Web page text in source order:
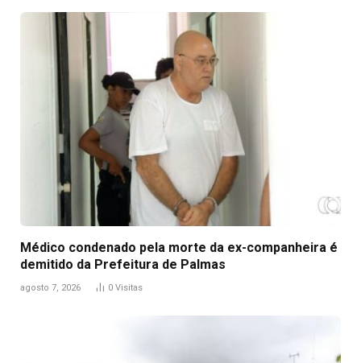
Médico condenado pela morte da ex-companheira é
demitido da Prefeitura de Palmas
agosto 7, 2026 0 Visitas